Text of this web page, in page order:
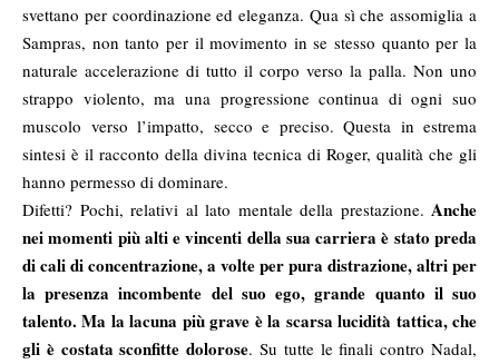
svettano per coordinazione ed eleganza. Qua sì che assomiglia a
Sampras, non tanto per il movimento in se stesso quanto per la
naturale accelerazione di tutto il corpo verso la palla. Non uno
strappo violento, ma una progressione continua di ogni suo
muscolo verso l’impatto, secco e preciso. Questa in estrema
sintesi è il racconto della divina tecnica di Roger, qualità che gli
hanno permesso di dominare.
Difetti? Pochi, relativi al lato mentale della prestazione. Anche
nei momenti più alti e vincenti della sua carriera è stato preda
di cali di concentrazione, a volte per pura distrazione, altri per
la presenza incombente del suo ego, grande quanto il suo
talento. Ma la lacuna più grave è la scarsa lucidità tattica, che
gli è costata sconfitte dolorose. Su tutte le finali contro Nadal,